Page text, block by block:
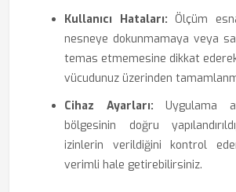
Kullanıcı Hataları: Ölçüm
nesneye dokunmamaya veya
temas etmemesine dikkat
vücudunuz üzerinden
Cihaz Ayarları: Uygulama
bölgesinin doğru
izinlerin verildiğini kontrol
verimli hale getirebilirsiniz.